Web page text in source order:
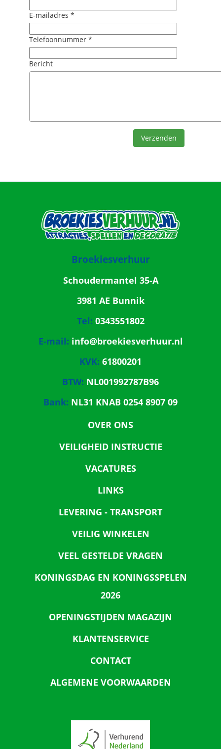
E-mailadres *
Telefoonnummer *
Bericht
Verzenden
Broekiesverhuur
Schoudermantel 35-A
3981 AE Bunnik
Tel: 0343551802
E-mail: info@broekiesverhuur.nl
KVK: 61800201
BTW: NL001992787B96
Bank: NL31 KNAB 0254 8907 09
OVER ONS
VEILIGHEID INSTRUCTIE
VACATURES
LINKS
LEVERING - TRANSPORT
VEILIG WINKELEN
VEEL GESTELDE VRAGEN
KONINGSDAG EN KONINGSSPELEN
2026
OPENINGSTIJDEN MAGAZIJN
KLANTENSERVICE
CONTACT
ALGEMENE VOORWAARDEN